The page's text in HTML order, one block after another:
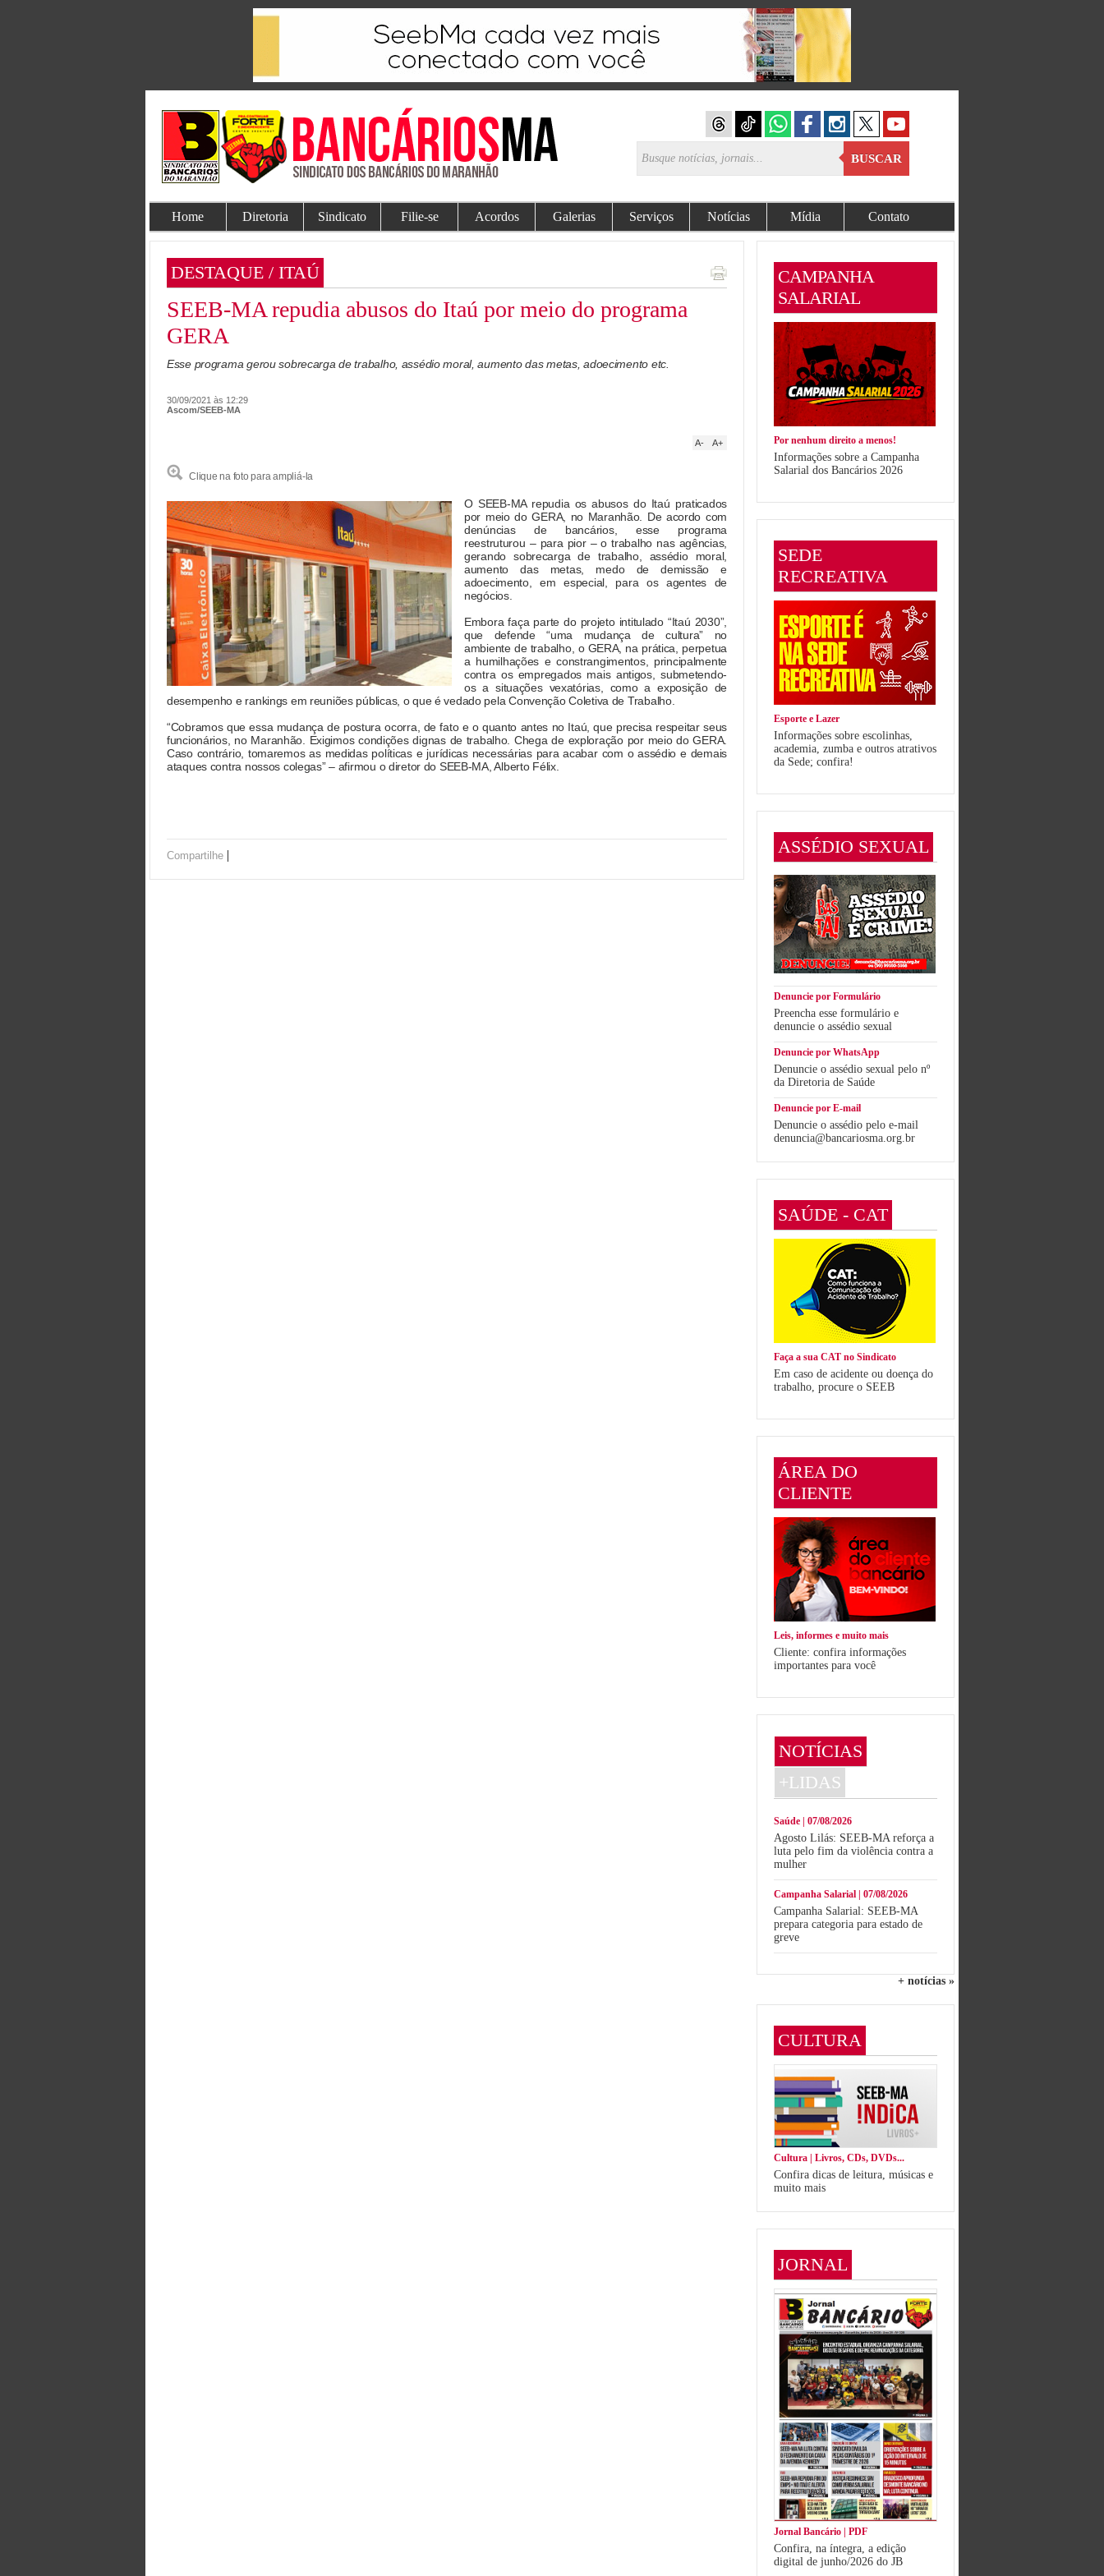
BUSCAR
Home Diretoria Sindicato Filie-se Acordos Galerias Serviços Notícias Mídia Contato
DESTAQUE / ITAÚ
SEEB-MA repudia abusos do Itaú por meio do programa
GERA
Esse programa gerou sobrecarga de trabalho, assédio moral, aumento das metas, adoecimento etc.
30/09/2021 às 12:29
Ascom/SEEB-MA
A+
A-
Clique na foto para ampliá-la
O SEEB-MA repudia os abusos do Itaú praticados
por meio do GERA, no Maranhão. De acordo com
denúncias de bancários, esse programa
reestruturou – para pior – o trabalho nas agências,
gerando sobrecarga de trabalho, assédio moral,
aumento das metas, medo de demissão e
adoecimento, em especial, para os agentes de
negócios.
Embora faça parte do projeto intitulado “Itaú 2030”,
que defende “uma mudança de cultura” no
ambiente de trabalho, o GERA, na prática, perpetua
a humilhações e constrangimentos, principalmente
contra os empregados mais antigos, submetendo-
os a situações vexatórias, como a exposição de
desempenho e rankings em reuniões públicas, o que é vedado pela Convenção Coletiva de Trabalho.
“Cobramos que essa mudança de postura ocorra, de fato e o quanto antes no Itaú, que precisa respeitar seus
funcionários, no Maranhão. Exigimos condições dignas de trabalho. Chega de exploração por meio do GERA.
Caso contrário, tomaremos as medidas políticas e jurídicas necessárias para acabar com o assédio e demais
ataques contra nossos colegas” – afirmou o diretor do SEEB-MA, Alberto Félix.
Compartilhe |
CAMPANHA
SALARIAL
Por nenhum direito a menos!
Informações sobre a Campanha
Salarial dos Bancários 2026
SEDE
RECREATIVA
Esporte e Lazer
Informações sobre escolinhas,
academia, zumba e outros atrativos
da Sede; confira!
ASSÉDIO SEXUAL
Denuncie por Formulário
Preencha esse formulário e
denuncie o assédio sexual
Denuncie por WhatsApp
Denuncie o assédio sexual pelo nº
da Diretoria de Saúde
Denuncie por E-mail
Denuncie o assédio pelo e-mail
denuncia@bancariosma.org.br
SAÚDE - CAT
Faça a sua CAT no Sindicato
Em caso de acidente ou doença do
trabalho, procure o SEEB
ÁREA DO
CLIENTE
Leis, informes e muito mais
Cliente: confira informações
importantes para você
NOTÍCIAS
+LIDAS
Saúde | 07/08/2026
Agosto Lilás: SEEB-MA reforça a
luta pelo fim da violência contra a
mulher
Campanha Salarial | 07/08/2026
Campanha Salarial: SEEB-MA
prepara categoria para estado de
greve
+ notícias »
CULTURA
Cultura | Livros, CDs, DVDs...
Confira dicas de leitura, músicas e
muito mais
JORNAL
Jornal Bancário | PDF
Confira, na íntegra, a edição
digital de junho/2026 do JB